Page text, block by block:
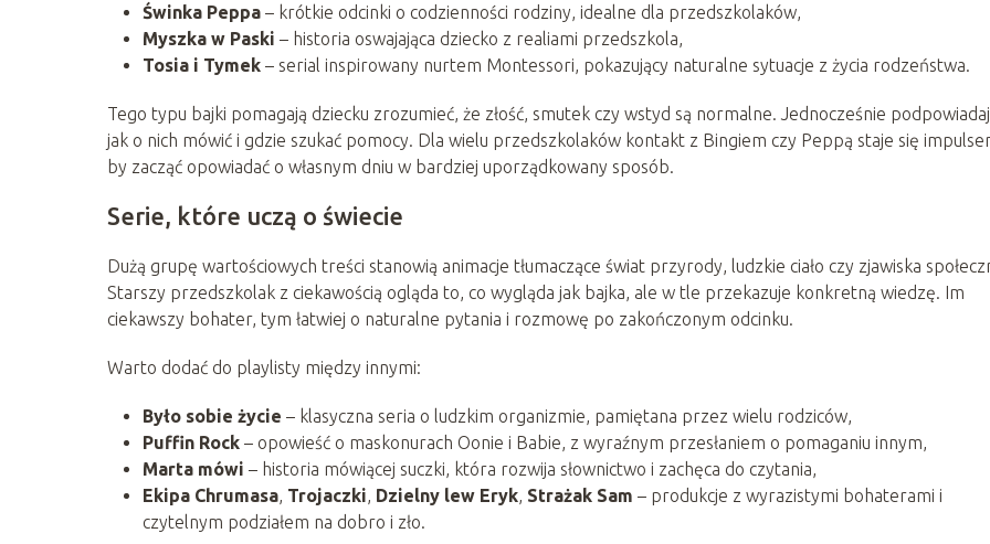
Świnka Peppa – krótkie odcinki o codzienności rodziny, idealne dla przedszkolaków,
Myszka w Paski – historia oswajająca dziecko z realiami przedszkola,
Tosia i Tymek – serial inspirowany nurtem Montessori, pokazujący naturalne sytuacje z życia rodzeństwa.
Tego typu bajki pomagają dziecku zrozumieć, że złość, smutek czy wstyd są normalne. Jednocześnie
jak o nich mówić i gdzie szukać pomocy. Dla wielu przedszkolaków kontakt z Bingiem czy Peppą staje się
by zacząć opowiadać o własnym dniu w bardziej uporządkowany sposób.
Serie, które uczą o świecie
Dużą grupę wartościowych treści stanowią animacje tłumaczące świat przyrody, ludzkie ciało czy zjawiska
Starszy przedszkolak z ciekawością ogląda to, co wygląda jak bajka, ale w tle przekazuje konkretną wiedzę. Im
ciekawszy bohater, tym łatwiej o naturalne pytania i rozmowę po zakończonym odcinku.
Warto dodać do playlisty między innymi:
Było sobie życie – klasyczna seria o ludzkim organizmie, pamiętana przez wielu rodziców,
Puffin Rock – opowieść o maskonurach Oonie i Babie, z wyraźnym przesłaniem o pomaganiu innym,
Marta mówi – historia mówiącej suczki, która rozwija słownictwo i zachęca do czytania,
Ekipa Chrumasa, Trojaczki, Dzielny lew Eryk, Strażak Sam – produkcje z wyrazistymi bohaterami i
czytelnym podziałem na dobro i zło.